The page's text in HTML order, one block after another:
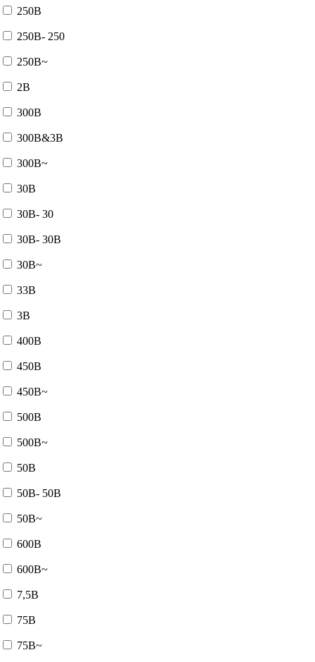
250В
250В- 250
250В~
2В
300В
300В&3В
300В~
30В
30В- 30
30В- 30В
30В~
33В
3В
400В
450В
450В~
500В
500В~
50В
50В- 50В
50В~
600В
600В~
7,5В
75В
75В~